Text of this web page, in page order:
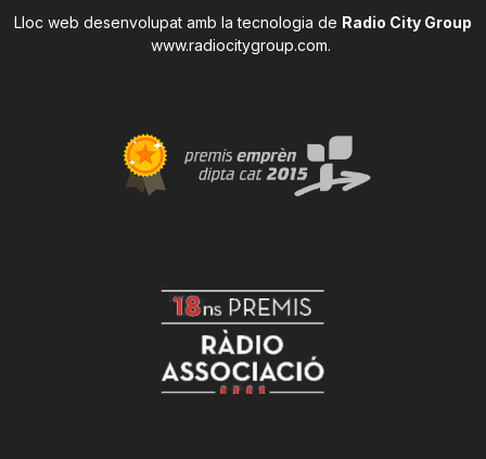
Lloc web desenvolupat amb la tecnologia de Radio City Group
www.radiocitygroup.com.